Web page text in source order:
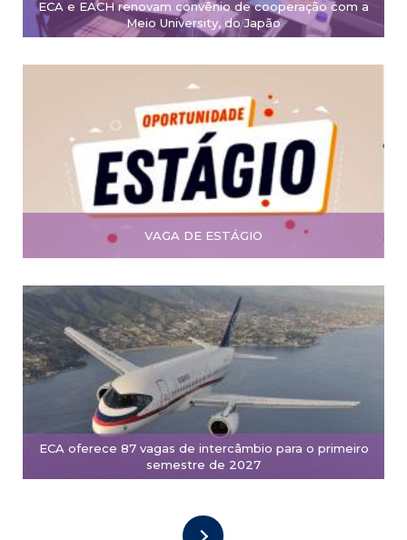
ECA e EACH renovam convênio de cooperação com a
Meio University, do Japão
VAGA DE ESTÁGIO
ECA oferece 87 vagas de intercâmbio para o primeiro
semestre de 2027